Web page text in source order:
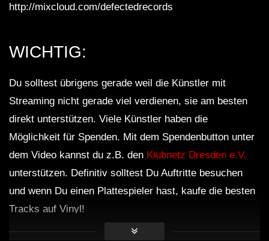
http://mixcloud.com/defectedrecords
WICHTIG:
Du solltest übrigens gerade weil die Künstler mit
Streaming nicht gerade viel verdienen, sie am besten
direkt unterstützen. Viele Künstler haben die
Möglichkeit für Spenden. Mit dem Spendenbutton unter
dem Video kannst du z.B. den Klubnetz Dresden e.V.
unterstützen. Definitiv solltest Du Auftritte besuchen
und wenn Du einen Plattespieler hast, kaufe die besten
Tracks auf Vinyl!